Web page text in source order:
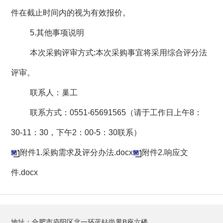
件在截止时间内的视为有效报价。
5.其他事项说明
本次采购评审方式:本次采购事宜将采用综合评分法
评审。
联系人：巢工
联系方式： 0551-65691565（请于工作日上午8：
30-11 ：30 ，下午2 ：00-5 ：30联系）
附件1.采购需求及评分办法.docx 附件2.响应文
件.docx